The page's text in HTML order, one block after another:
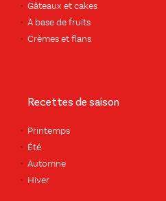
Gâteaux et cakes
À base de fruits
Crèmes et flans
Recettes de saison
Printemps
Été
Automne
Hiver